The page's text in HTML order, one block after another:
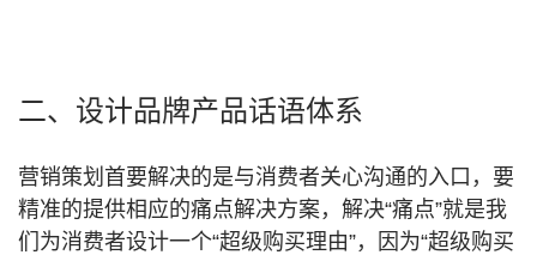
二、设计品牌产品话语体系
营销策划首要解决的是与消费者关心沟通的入口，要
精准的提供相应的痛点解决方案，解决“痛点”就是我
们为消费者设计一个“超级购买理由”，因为“超级购买